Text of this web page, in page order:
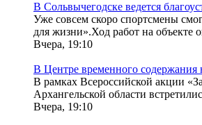
В Сольвычегодске ведется
Уже совсем скоро спортсмены
для жизни».Ход работ на объекте
Вчера, 19:10
В Центре временного
В рамках Всероссийской акции
Архангельской области
Вчера, 19:10